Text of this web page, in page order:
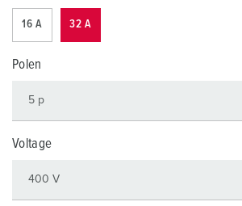
16 A 32 A
Polen
Voltage